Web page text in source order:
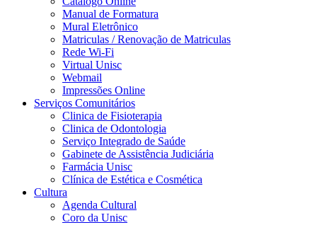
Manual de Formatura
Mural Eletrônico
Matriculas / Renovação de Matriculas
Rede Wi-Fi
Virtual Unisc
Webmail
Impressões Online
Serviços Comunitários
Clinica de Fisioterapia
Clinica de Odontologia
Serviço Integrado de Saúde
Gabinete de Assistência Judiciária
Farmácia Unisc
Clínica de Estética e Cosmética
Cultura
Agenda Cultural
Coro da Unisc